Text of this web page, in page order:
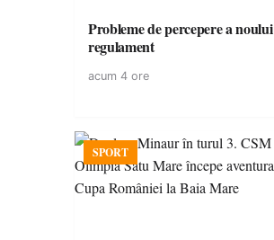
Probleme de percepere a noului
regulament
acum 4 ore
SPORT